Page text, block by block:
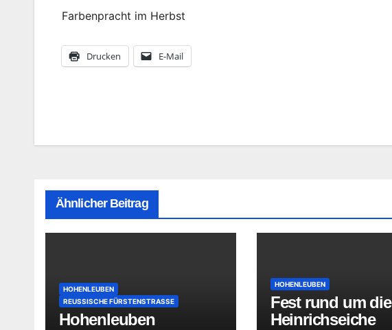
Farbenpracht im Herbst
Drucken E-Mail
Ähnlicher Beitrag
HOHENLEUBEN
REUSSISCHE FÜRSTENSTRASSE
Hohenleuben
HOHENLEUBEN
Fest rund um die
Heinrichseiche